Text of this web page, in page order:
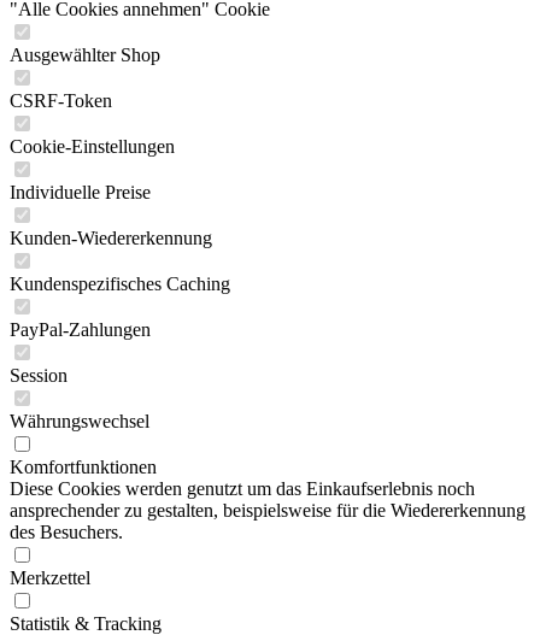
"Alle Cookies annehmen" Cookie
Ausgewählter Shop
CSRF-Token
Cookie-Einstellungen
Individuelle Preise
Kunden-Wiedererkennung
Kundenspezifisches Caching
PayPal-Zahlungen
Session
Währungswechsel
Komfortfunktionen
Diese Cookies werden genutzt um das Einkaufserlebnis noch
ansprechender zu gestalten, beispielsweise für die Wiedererkennung
des Besuchers.
Merkzettel
Statistik & Tracking